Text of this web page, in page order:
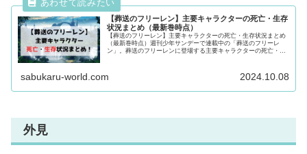
【葬送のフリーレン】主要キャラクターの死亡・生存
状況まとめ（最新巻時点）
【葬送のフリーレン】主要キャラクターの死亡・生存状況まとめ
（最新巻時点）週刊少年サンデーで連載中の「葬送のフリーレ
ン」。葬送のフリーレンに登場する主要キャラクターの死亡・生
sabukaru-world.com 2024.10.08
外見